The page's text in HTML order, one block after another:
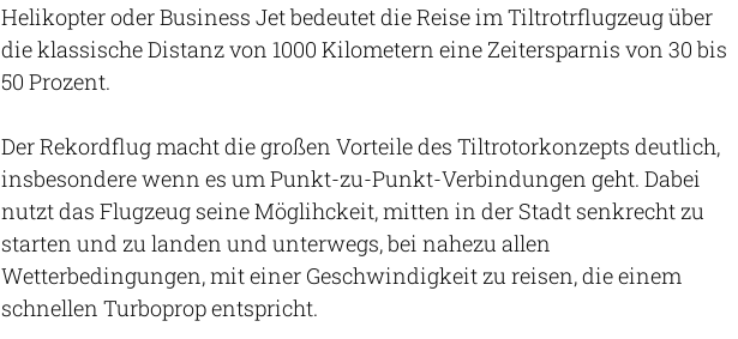
Helikopter oder Business Jet bedeutet die Reise im Tiltrotrflugzeug über
die klassische Distanz von 1000 Kilometern eine Zeitersparnis von 30 bis
50 Prozent.
Der Rekordflug macht die großen Vorteile des Tiltrotorkonzepts deutlich,
insbesondere wenn es um Punkt-zu-Punkt-Verbindungen geht. Dabei
nutzt das Flugzeug seine Möglihckeit, mitten in der Stadt senkrecht zu
starten und zu landen und unterwegs, bei nahezu allen
Wetterbedingungen, mit einer Geschwindigkeit zu reisen, die einem
schnellen Turboprop entspricht.